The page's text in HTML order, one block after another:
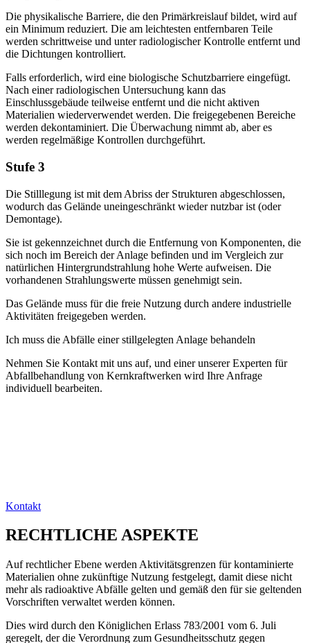
Die physikalische Barriere, die den Primärkreislauf bildet, wird auf
ein Minimum reduziert. Die am leichtesten entfernbaren Teile
werden schrittweise und unter radiologischer Kontrolle entfernt und
die Dichtungen kontrolliert.
Falls erforderlich, wird eine biologische Schutzbarriere eingefügt.
Nach einer radiologischen Untersuchung kann das
Einschlussgebäude teilweise entfernt und die nicht aktiven
Materialien wiederverwendet werden. Die freigegebenen Bereiche
werden dekontaminiert. Die Überwachung nimmt ab, aber es
werden regelmäßige Kontrollen durchgeführt.
Stufe 3
Die Stilllegung ist mit dem Abriss der Strukturen abgeschlossen,
wodurch das Gelände uneingeschränkt wieder nutzbar ist (oder
Demontage).
Sie ist gekennzeichnet durch die Entfernung von Komponenten, die
sich noch im Bereich der Anlage befinden und im Vergleich zur
natürlichen Hintergrundstrahlung hohe Werte aufweisen. Die
vorhandenen Strahlungswerte müssen genehmigt sein.
Das Gelände muss für die freie Nutzung durch andere industrielle
Aktivitäten freigegeben werden.
Ich muss die Abfälle einer stillgelegten Anlage behandeln
Nehmen Sie Kontakt mit uns auf, und einer unserer Experten für
Abfallbehandlung von Kernkraftwerken wird Ihre Anfrage
individuell bearbeiten.
Kontakt
RECHTLICHE ASPEKTE
Auf rechtlicher Ebene werden Aktivitätsgrenzen für kontaminierte
Materialien ohne zukünftige Nutzung festgelegt, damit diese nicht
mehr als radioaktive Abfälle gelten und gemäß den für sie geltenden
Vorschriften verwaltet werden können.
Dies wird durch den Königlichen Erlass 783/2001 vom 6. Juli
geregelt, der die Verordnung zum Gesundheitsschutz gegen